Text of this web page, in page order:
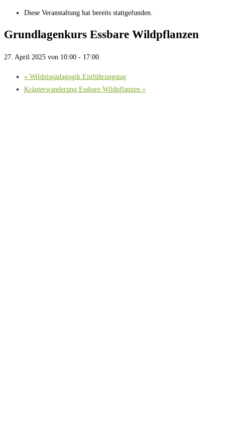
Diese Veranstaltung hat bereits stattgefunden.
Grundlagenkurs Essbare Wildpflanzen
27. April 2025 von 10:00 - 17:00
« Wildnispädagogik Einführungstag
Kräuterwanderung Essbare Wildpflanzen »